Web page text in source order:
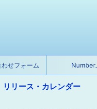
せフォーム
リリース・カレンダー